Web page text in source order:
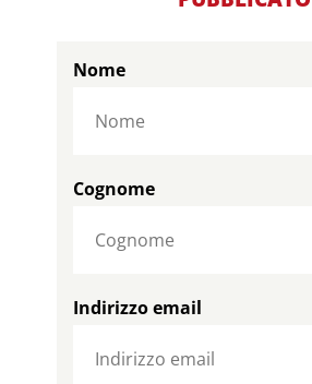
Nome
Cognome
Indirizzo email